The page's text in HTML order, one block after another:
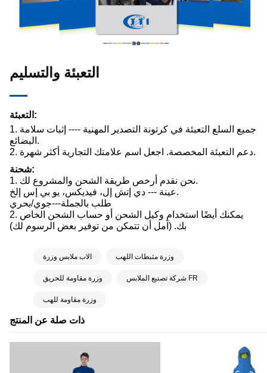
ذات صلة عن المنتج
التعبئة والتسليم
التعبئة:
1. جميع السلع التعبئة في كرتونة التصدير المهنية ---- إثبات سلامة
البضائع.
2. دعم التعبئة المخصصة. اجعل اسم علامتك التجارية أكثر شهرة.
شحنة:
1. نحن نقدم أرخص طريقة الشحن والمشروع لك.
عينة --- دي إتش إل، فيديكس، يو بي إس إلخ.
طلب بالجملة---جوي/بحري
2. يمكنك أيضًا استخدام وكيل الشحن أو حساب الشحن الخاص
بك. (آمل أن تتمكن من توفير بعض الرسوم لك)
الاب ملابس وزرة وزرة مثبطات اللهب
وزرة مقاومة للحريق شركة تصنيع الملابس FR
وزرة مقاومة للهب